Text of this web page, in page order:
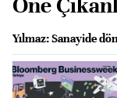
Öne
Yılmaz: Sanayide